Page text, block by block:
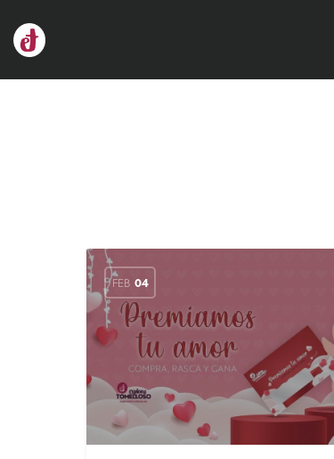
FEB 04